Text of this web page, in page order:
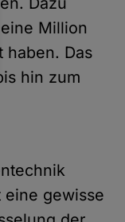
Million
haben. Das
hin zum
eine gewisse